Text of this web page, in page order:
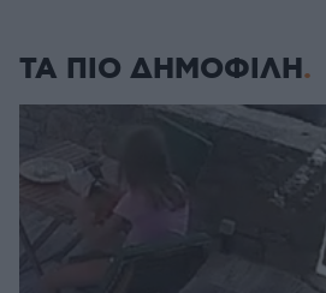
ΤΑ ΠΙΟ ΔΗΜΟΦΙΛΗ